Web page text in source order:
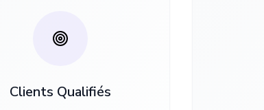
Clients Qualifiés